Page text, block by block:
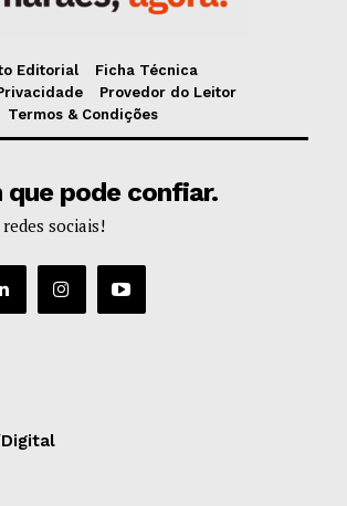
Editorial
Ficha Técnica
Provedor do Leitor
Termos & Condições
pode confiar.
sociais!